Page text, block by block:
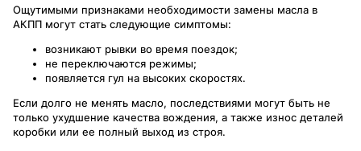
Ощутимыми признаками необходимости замены масла в
АКПП могут стать следующие симптомы:
возникают рывки во время поездок;
не переключаются режимы;
появляется гул на высоких скоростях.
Если долго не менять масло, последствиями могут быть не
только ухудшение качества вождения, а также износ деталей
коробки или ее полный выход из строя.